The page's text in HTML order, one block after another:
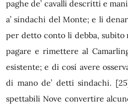
paghe de’ cavalli descritti e
a’ sindachi del Monte; e li
per detto conto li debba, subito
pagare e rimettere al
esistente; e di cosí avere
di mano de’ detti sindachi.
spettabili Nove convertire